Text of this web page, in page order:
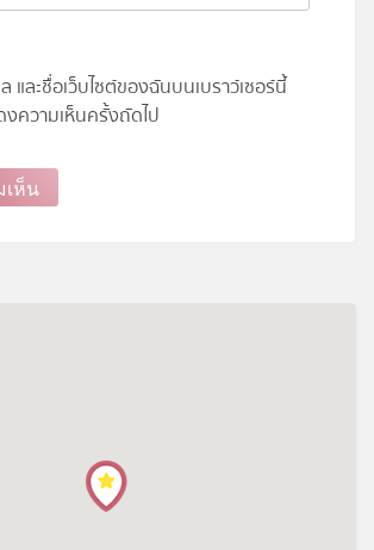
และชื่อเว็บไซต์ของฉันบนเบราว์เซอร์นี้
ความเห็นครั้งถัดไป